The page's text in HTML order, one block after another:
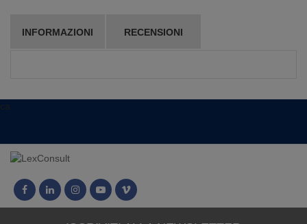
INFORMAZIONI RECENSIONI